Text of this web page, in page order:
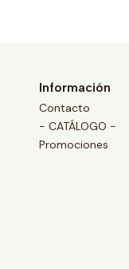
Información
Contacto
- CATÁLOGO -
Promociones